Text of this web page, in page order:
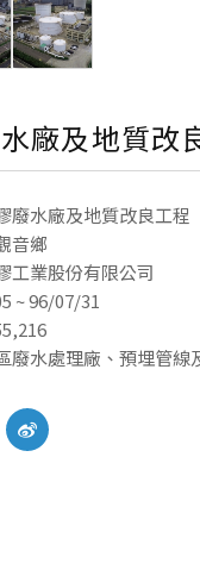
廠及地質改
廢水廠及地質改良工程
音鄉
工業股份有限公司
~ 96/07/31
廢水處理廠、預埋管線